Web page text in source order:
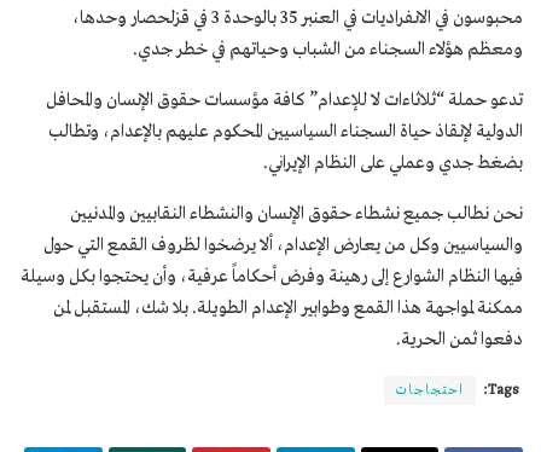
محبوسون في الانفراديات في العنبر 35 بالوحدة 3 في قزلحصار وحدها،
ومعظم هؤلاء السجناء من الشباب وحياتهم في خطر جدي.
تدعو حملة “ثلاثاءات لا للإعدام” كافة مؤسسات حقوق الإنسان والمحافل
الدولية لإنقاذ حياة السجناء السياسيين المحكوم عليهم بالإعدام، وتطالب
بضغط جدي وعملي على النظام الإيراني.
نحن نطالب جميع نشطاء حقوق الإنسان والنشطاء النقابيين والمدنيين
والسياسيين وكل من يعارض الإعدام، ألا يرضخوا لظروف القمع التي حول
فيها النظام الشوارع إلى رهينة وفرض أحكاماً عرفية، وأن يحتجوا بكل وسيلة
ممكنة لمواجهة هذا القمع وطوابير الإعدام الطويلة. بلا شك، المستقبل لمن
دفعوا ثمن الحرية.
Tags: احتجاجات